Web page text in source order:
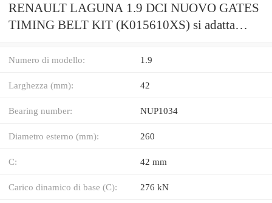
RENAULT LAGUNA 1.9 DCI NUOVO GATES
TIMING BELT KIT (K015610XS) si adatta
Numero di modello: 1.9
Larghezza (mm): 42
Bearing number: NUP1034
Diametro esterno (mm): 260
C: 42 mm
Carico dinamico di base (C): 276 kN